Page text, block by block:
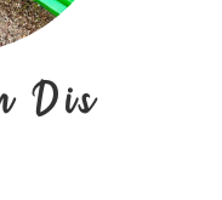
Dis